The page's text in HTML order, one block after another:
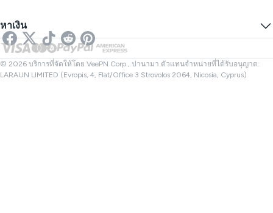
VPN สำหรับการสตรีม
Netflix VPN
SMS ออนไลน์
ตรวจสอบลิงก์
ตรวจสอบไฟล์
VPN ของสหราชอาณาจักร
VPN ของแคนาดา
VPN ของตุรกี
หาเงิน
พันธมิตร
© 2026 บริการที่จัดให้โดย VeePN Corp., ปานามา ตัวแทนจำหน่ายที่ได้รับอนุญาต:
LARAUN LIMITED (Evropis, 4, Flat/Office 3 Strovolos 2064, Nicosia, Cyprus)